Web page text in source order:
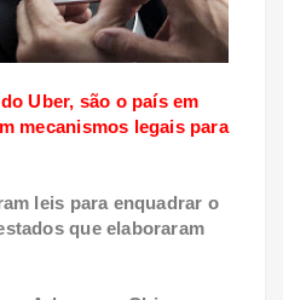
Uber, são o país em
mecanismos legais para
leis para enquadrar o
que elaboraram